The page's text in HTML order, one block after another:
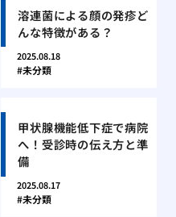
溶連菌による顔の発疹ど
んな特徴がある？
2025.08.18
未分類
甲状腺機能低下症で病院
へ！受診時の伝え方と準
備
2025.08.17
未分類